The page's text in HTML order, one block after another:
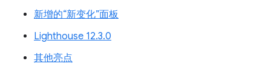
新增的“新变化”面板
Lighthouse 12.3.0
其他亮点